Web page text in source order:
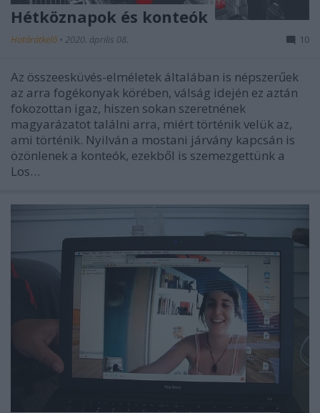
Hétköznapok és konteók
Határátkelő • 2020. április 08. 10
Az összeesküvés-elméletek általában is népszerűek
az arra fogékonyak körében, válság idején ez aztán
fokozottan igaz, hiszen sokan szeretnének
magyarázatot találni arra, miért történik velük az,
ami történik. Nyilván a mostani járvány kapcsán is
özönlenek a konteók, ezekből is szemezgettünk a
Los…